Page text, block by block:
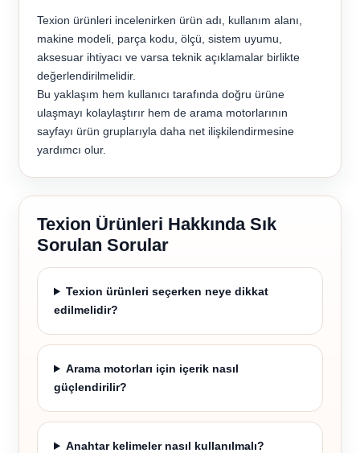
Texion ürünleri incelenirken ürün adı, kullanım alanı,
makine modeli, parça kodu, ölçü, sistem uyumu,
aksesuar ihtiyacı ve varsa teknik açıklamalar birlikte
değerlendirilmelidir.
Bu yaklaşım hem kullanıcı tarafında doğru ürüne
ulaşmayı kolaylaştırır hem de arama motorlarının
sayfayı ürün gruplarıyla daha net ilişkilendirmesine
yardımcı olur.
Texion Ürünleri Hakkında Sık
Sorulan Sorular
Texion ürünleri seçerken neye dikkat
edilmelidir?
Arama motorları için içerik nasıl
güçlendirilir?
Anahtar kelimeler nasıl kullanılmalı?